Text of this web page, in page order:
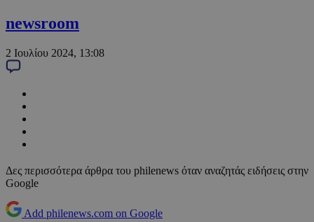
newsroom
2 Ιουλίου 2024, 13:08
Δες περισσότερα άρθρα του philenews όταν αναζητάς ειδήσεις στην
Google
Add philenews.com on Google